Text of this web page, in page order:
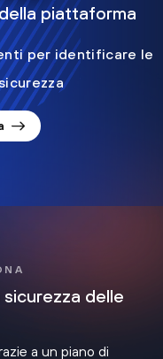
piattaforma
per identificare le
sicurezza delle
a un piano di